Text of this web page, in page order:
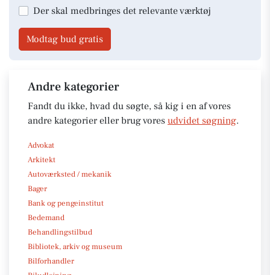
Der skal medbringes det relevante værktøj
Modtag bud gratis
Andre kategorier
Fandt du ikke, hvad du søgte, så kig i en af vores
andre kategorier eller brug vores udvidet søgning.
Advokat
Arkitekt
Autoværksted / mekanik
Bager
Bank og pengeinstitut
Bedemand
Behandlingstilbud
Bibliotek, arkiv og museum
Bilforhandler